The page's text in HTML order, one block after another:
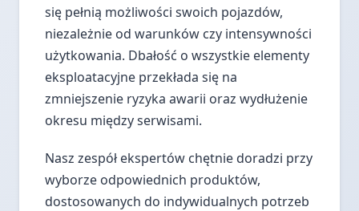
się pełnią możliwości swoich pojazdów,
niezależnie od warunków czy intensywności
użytkowania. Dbałość o wszystkie elementy
eksploatacyjne przekłada się na
zmniejszenie ryzyka awarii oraz wydłużenie
okresu między serwisami.
Nasz zespół ekspertów chętnie doradzi przy
wyborze odpowiednich produktów,
dostosowanych do indywidualnych potrzeb